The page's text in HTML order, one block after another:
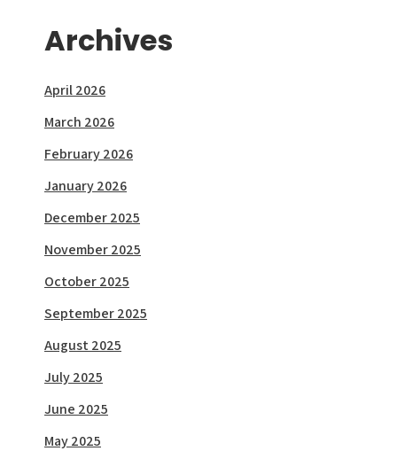
Archives
April 2026
March 2026
February 2026
January 2026
December 2025
November 2025
October 2025
September 2025
August 2025
July 2025
June 2025
May 2025